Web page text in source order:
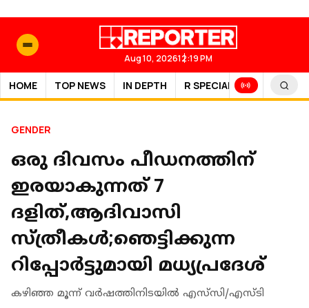
Aug 10, 202612:19 PM
HOME TOP NEWS IN DEPTH R SPECIAL SPORTS
GENDER
ഒരു ദിവസം പീഡനത്തിന്
ഇരയാകുന്നത് 7
ദളിത്,ആദിവാസി
സ്ത്രീകള്‍;ഞെട്ടിക്കുന്ന
റിപ്പോര്‍ട്ടുമായി മധ്യപ്രദേശ്
കഴിഞ്ഞ മൂന്ന് വര്‍ഷത്തിനിടയില്‍ എസ്‌സി/എസ്ടി